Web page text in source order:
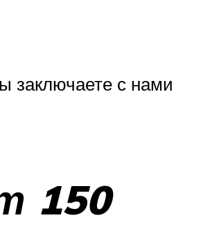
заключаете с нами
150